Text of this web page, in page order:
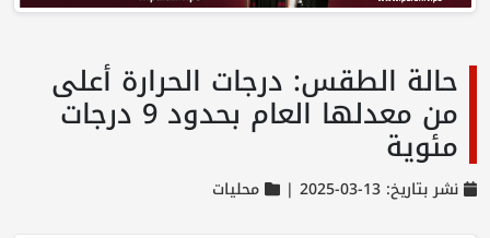
حالة الطقس: درجات الحرارة أعلى
من معدلها العام بحدود 9 درجات
مئوية
نشر بتاريخ: 13-03-2025 | محليات